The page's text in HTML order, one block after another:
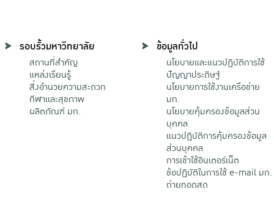
รอบรั้วมหาวิทยาลัย
สถานที่สำคัญ
แหล่งเรียนรู้
สิ่งอำนวยความสะดวก
กีฬาและสุขภาพ
ผลิตภัณฑ์ มก.
ข้อมูลทั่วไป
นโยบายและแนวปฏิบัติการใช้
ปัญญาประดิษฐ์
นโยบายการใช้งานเครือข่าย
มก.
นโยบายคุ้มครองข้อมูลส่วน
บุคคล
แนวปฏิบัติการคุ้มครองข้อมูล
ส่วนบุคคล
การเข้าใช้อินเตอร์เน็ต
ข้อปฏิบัติในการใช้ e-mail มก.
ถ่ายทอดสด